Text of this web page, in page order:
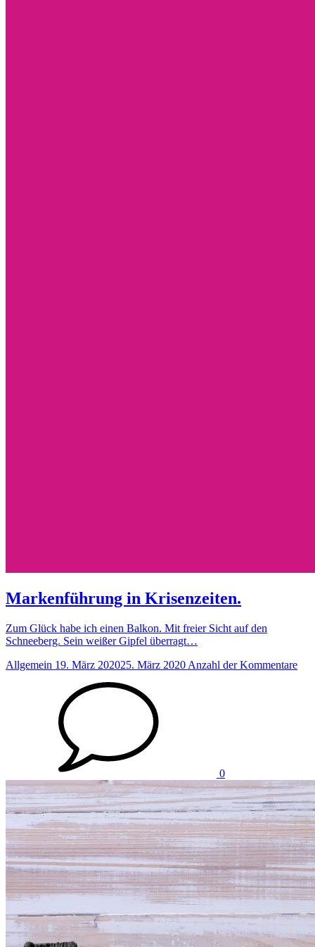
Markenführung in Krisenzeiten.
Zum Glück habe ich einen Balkon. Mit freier Sicht auf den
Schneeberg. Sein weißer Gipfel überragt…
Allgemein 19. März 202025. März 2020 Anzahl der Kommentare
0